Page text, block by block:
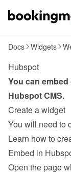
Docs Widgets
Hubspot
HubspotCMS.
Create a widget
You will need to
Learn how to
Embed in
Open the page